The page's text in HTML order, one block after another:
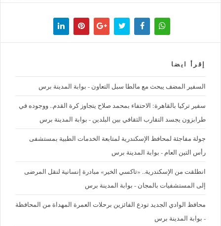
إقرأ ايضا
السفير المضف يبحث مع مالطا سبل التعاون - بوابة المدينة برس
سفير تركيا بالقاهرة: الاحتفاء بمحمد صلاح يتجاوز كرة القدم.. ووجوده في
طرابزون يجسد التقارب الثقافي بين البلدين - بوابة المدينة برس
جولة مفاجئة لمحافظ الإسكندرية لمتابعة الخدمات الطبية بمستشفى
رأس التين العام - بوابة المدينة برس
انطلقت من الإسكندرية.. «تاكسي الخير» مبادرة إنسانية لنقل المرضى
إلى المستشفيات بالمجان - بوابة المدينة برس
محافظ الوادي الجديد تودع الفائزين برحلات العمرة المهداة من المحافظة
- بوابة المدينة برس